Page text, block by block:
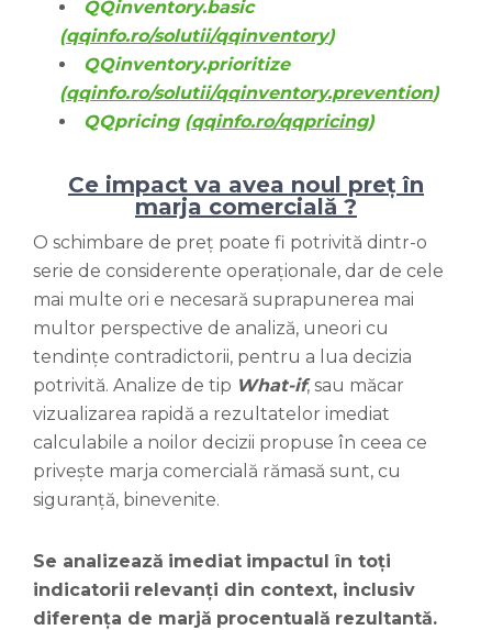
QQinventory.basic
(qqinfo.ro/solutii/qqinventory)
QQinventory.prioritize
(qqinfo.ro/solutii/qqinventory.prevention)
QQpricing (qqinfo.ro/qqpricing)
Ce impact va avea noul preț în
marja comercială ?
O schimbare de preț poate fi potrivită dintr-o
serie de considerente operaționale, dar de cele
mai multe ori e necesară suprapunerea mai
multor perspective de analiză, uneori cu
tendințe contradictorii, pentru a lua decizia
potrivită. Analize de tip What-if, sau măcar
vizualizarea rapidă a rezultatelor imediat
calculabile a noilor decizii propuse în ceea ce
privește marja comercială rămasă sunt, cu
siguranță, binevenite.
Se analizează imediat impactul în toți
indicatorii relevanți din context, inclusiv
diferența de marjă procentuală rezultantă.